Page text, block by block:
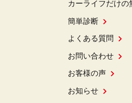
カーライフだけの
簡単診断
よくある質問
お問い合わせ
お客様の声
お知らせ